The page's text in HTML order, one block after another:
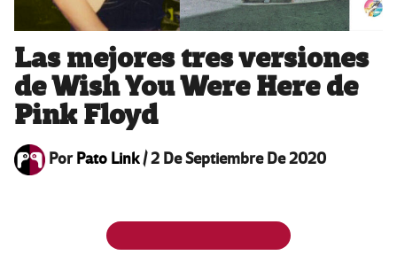
Las mejores tres versiones
de Wish You Were Here de
Pink Floyd
Por Pato Link/2 De Septiembre De 2020